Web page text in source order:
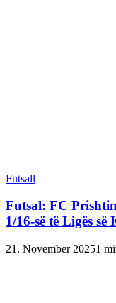
Futsall
Futsal: FC
1/16-së të Ligës
21. November 20251